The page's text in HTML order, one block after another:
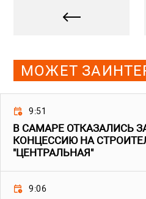
МОЖЕТ
9:51
В САМАРЕ ОТКАЗАЛИСЬ
КОНЦЕССИЮ НА
"ЦЕНТРАЛЬНАЯ"
9:06